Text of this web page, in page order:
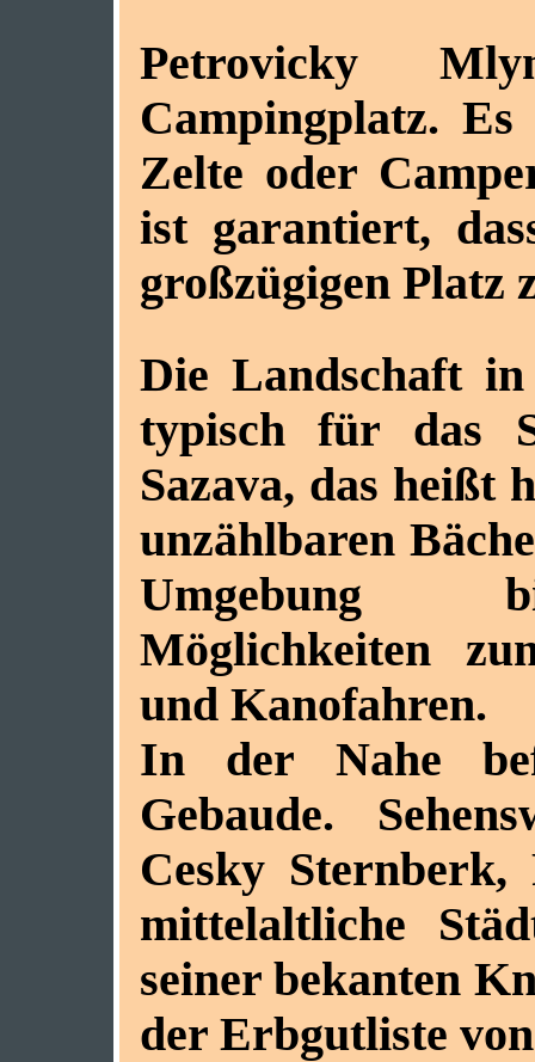
Petrovicky
Campingplatz.
Zelte oder
ist garantiert,
großzügigen Platz
Die Landschaft
typisch für das
Sazava, das heißt
unzählbaren
Umgebung
Möglichkeiten
und Kanofahren.
In der Nahe
Gebaude.
Cesky Sternberk,
mittelaltliche
seiner bekanten
der Erbgutliste